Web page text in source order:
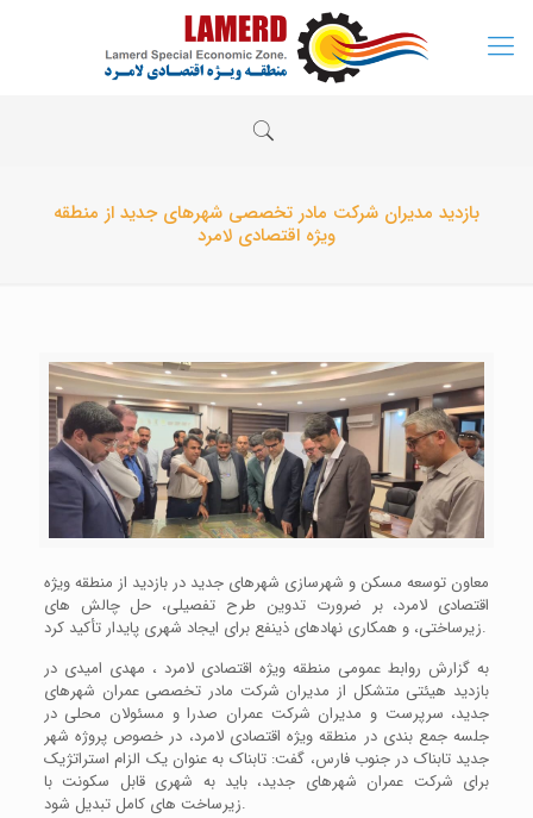
بازدید مدیران شرکت مادر تخصصی شهرهای جدید از منطقه
ویژه اقتصادی لامرد
معاون توسعه مسکن و شهرسازی شهرهای جدید در بازدید از منطقه ویژه
اقتصادی لامرد، بر ضرورت تدوین طرح تفصیلی، حل چالش های
زیرساختی، و همکاری نهادهای ذینفع برای ایجاد شهری پایدار تأکید کرد.
به گزارش روابط عمومی منطقه ویژه اقتصادی لامرد ، مهدی امیدی در
بازدید هیئتی متشکل از مدیران شرکت مادر تخصصی عمران شهرهای
جدید، سرپرست و مدیران شرکت عمران صدرا و مسئولان محلی در
جلسه جمع بندی در منطقه ویژه اقتصادی لامرد، در خصوص پروژه شهر
جدید تابناک در جنوب فارس، گفت: تابناک به عنوان یک الزام استراتژیک
برای شرکت عمران شهرهای جدید، باید به شهری قابل سکونت با
زیرساخت های کامل تبدیل شود.